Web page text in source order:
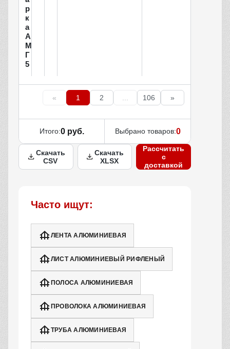
р
к
а
А
М
Г
5
« 1 2 ... 106 »
Итого:0 руб. Выбрано товаров:0
Скачать
CSV
Скачать
XLSX
Рассчитать
с
доставкой
Часто ищут:
ЛЕНТА АЛЮМИНИЕВАЯ
ЛИСТ АЛЮМИНИЕВЫЙ РИФЛЕНЫЙ
ПОЛОСА АЛЮМИНИЕВАЯ
ПРОВОЛОКА АЛЮМИНИЕВАЯ
ТРУБА АЛЮМИНИЕВАЯ